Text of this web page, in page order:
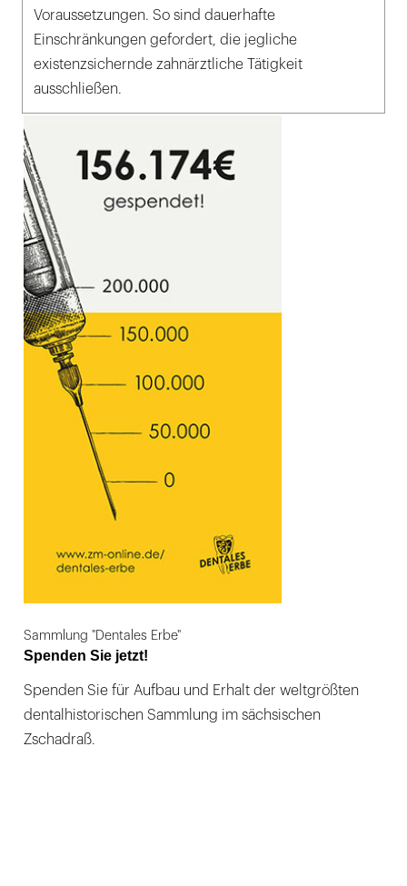
Voraussetzungen. So sind dauerhafte
Einschränkungen gefordert, die jegliche
existenzsichernde zahnärztliche Tätigkeit
ausschließen.
Sammlung "Dentales Erbe"
Spenden Sie jetzt!
Spenden Sie für Aufbau und Erhalt der weltgrößten
dentalhistorischen Sammlung im sächsischen
Zschadraß.